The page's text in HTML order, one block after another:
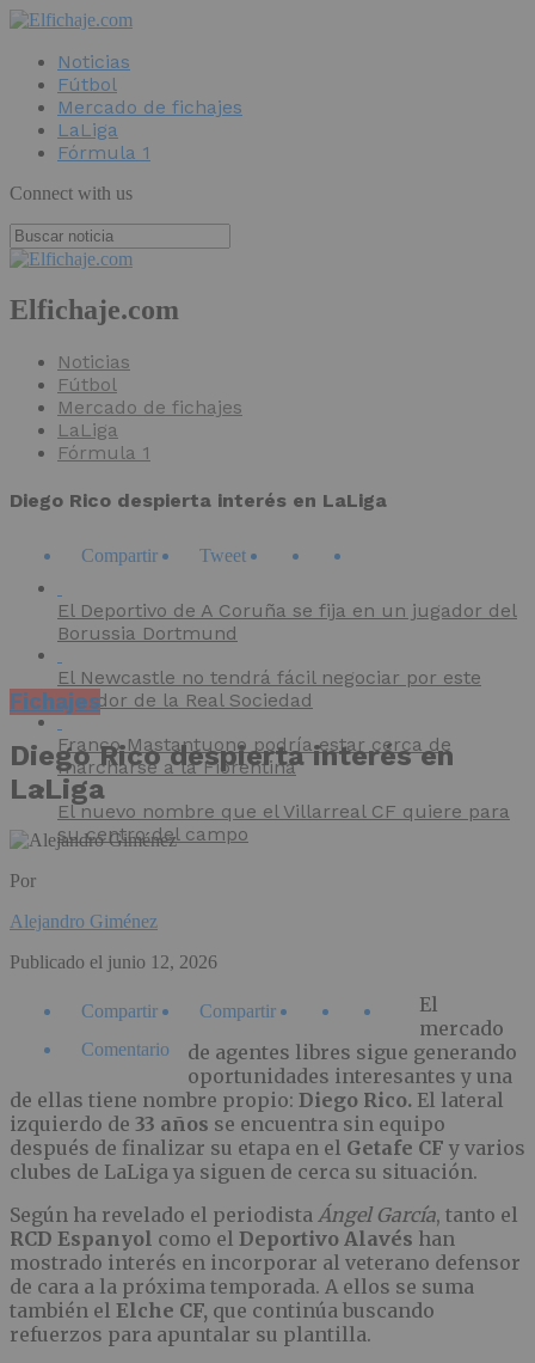
Noticias
Fútbol
Mercado de fichajes
LaLiga
Fórmula 1
Connect with us
Elfichaje.com
Noticias
Fútbol
Mercado de fichajes
LaLiga
Fórmula 1
Diego Rico despierta interés en LaLiga
Compartir Tweet
El Deportivo de A Coruña se fija en un jugador del
Borussia Dortmund
El Newcastle no tendrá fácil negociar por este
jugador de la Real Sociedad
Franco Mastantuono podría estar cerca de
marcharse a la Fiorentina
El nuevo nombre que el Villarreal CF quiere para
su centro del campo
Fichajes
Diego Rico despierta interés en
LaLiga
Por
Alejandro Giménez
Publicado el junio 12, 2026
Compartir
Compartir
Comentario
El
mercado
de agentes libres sigue generando
oportunidades interesantes y una
de ellas tiene nombre propio: Diego Rico. El lateral
izquierdo de 33 años se encuentra sin equipo
después de finalizar su etapa en el Getafe CF y varios
clubes de LaLiga ya siguen de cerca su situación.
Según ha revelado el periodista Ángel García, tanto el
RCD Espanyol como el Deportivo Alavés han
mostrado interés en incorporar al veterano defensor
de cara a la próxima temporada. A ellos se suma
también el Elche CF, que continúa buscando
refuerzos para apuntalar su plantilla.